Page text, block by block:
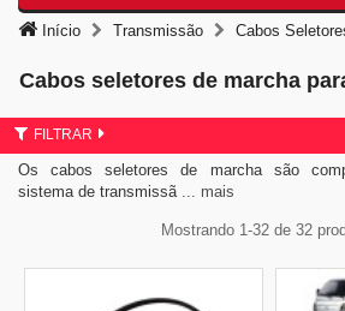
Início Transmissão Cabos
Cabos seletores de marcha
FILTRAR
Os cabos seletores de marcha são
sistema de transmiss ... mais
Mostrando 1-32 de 32